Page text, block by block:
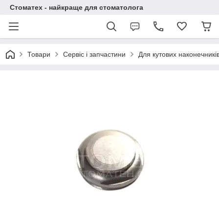
Стоматех - найкраще для стоматолога
Товари Сервіс і запчастини Для кутових